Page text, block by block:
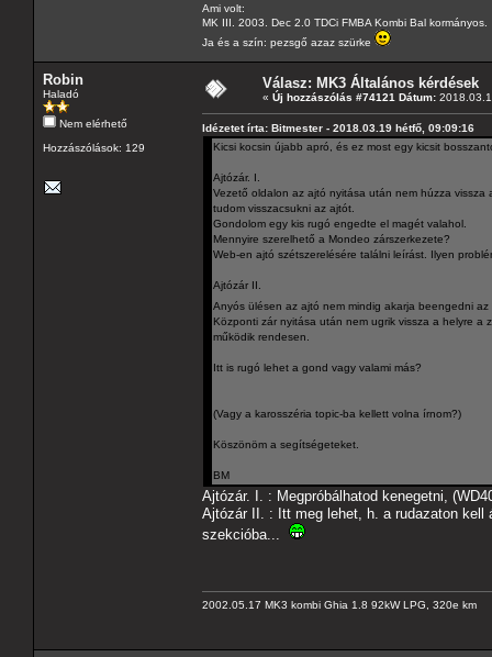
Ami volt:
MK III. 2003. Dec 2.0 TDCi FMBA Kombi Bal kormányos.
Ja és a szín: pezsgő azaz szürke
Robin
Haladó
Nem elérhető
Hozzászólások: 129
Válasz: MK3 Általános kérdések
« Új hozzászólás #74121 Dátum:
Idézetet írta: Bitmester - 2018.03.19 hétfő, 09:09:16
Kicsi kocsin újabb apró, és ez most egy kicsit
Ajtózár. I.
Vezető oldalon az ajtó nyitása után nem húzza
tudom visszacsukni az ajtót.
Gondolom egy kis rugó engedte el magét valahol.
Mennyire szerelhető a Mondeo zárszerkezete?
Web-en ajtó szétszerelésére találni leírást. Ilyen
Ajtózár II.
Anyós ülésen az ajtó nem mindig akarja beengedni
Központi zár nyitása után nem ugrik vissza a helyre a
működik rendesen.
Itt is rugó lehet a gond vagy valami más?
(Vagy a karosszéria topic-ba kellett volna írnom?)
Köszönöm a segítségeteket.
BM
Ajtózár. I. : Megpróbálhatod kenegetni,
Ajtózár II. : Itt meg lehet, h. a rudazaton kell
szekcióba...
2002.05.17 MK3 kombi Ghia 1.8 92kW LPG, 320e km